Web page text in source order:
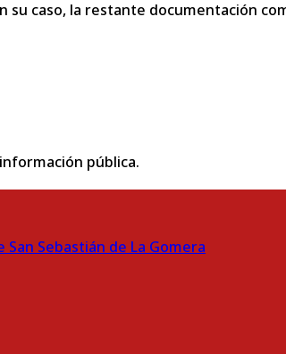
su caso, la restante documentación
pública.
Sebastián de La Gomera